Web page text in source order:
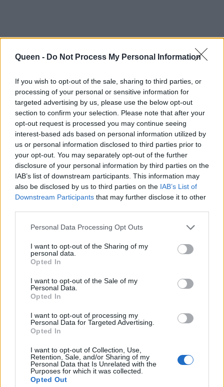
Queen - Do Not Process My Personal Information
If you wish to opt-out of the sale, sharing to third parties, or
processing of your personal or sensitive information for
targeted advertising by us, please use the below opt-out
section to confirm your selection. Please note that after your
opt-out request is processed you may continue seeing
interest-based ads based on personal information utilized by
us or personal information disclosed to third parties prior to
your opt-out. You may separately opt-out of the further
disclosure of your personal information by third parties on the
IAB’s list of downstream participants. This information may
also be disclosed by us to third parties on the IAB’s List of
Downstream Participants that may further disclose it to other
Personal Data Processing Opt Outs
I want to opt-out of the Sharing of my
personal data.
Opted In
I want to opt-out of the Sale of my
Personal Data.
Opted In
I want to opt-out of processing my
Personal Data for Targeted Advertising.
Opted In
I want to opt-out of Collection, Use,
Retention, Sale, and/or Sharing of my
Personal Data that Is Unrelated with the
Purposes for which it was collected.
Opted Out
#5 Έχει περάσει κρίσεις πανικού
Το 2021, ο Good Job Nicky είχε παραχωρήσει
συνέντευξη στο περιοδικό Down Town κατά τη
διάρκεια της οποίας είχε μιλήσει για τις κρίσεις
πανικού με τις οποίες έχει βρεθεί αντιμέτωπος.
Μεταξύ άλλων είχε αναφέρει ότι: «
Για δύο
πάθεις τίποτα, σιγά μην πάθεις ξανά κρίση
πανικού”. Με το που μπήκα στο αεροπλάνο, 3
ώρες και 40 λεπτά, ήμουν σε κρίση πανικού.
Μόνος μου. Πίστευα ότι θα πεθάνω. Μετά από
το πράγμα και δεν με άφηνε, Προσπαθούσα να
βρω πράγματα που δεν με βγάζουν από το
comfortzone για να νιώσω καλύτερα.
Ευτυχώς, έχει πολύ καιρό να με πιάσει ξανά.
Έχω ξεπεράσει τις κρίσεις πανικού και περνάω